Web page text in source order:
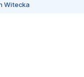
Witecka